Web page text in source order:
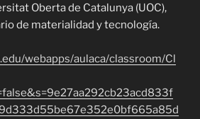
Oberta de Catalunya (UOC),
de materialidad y tecnología.
webapps/aulaca/classroom/Cl